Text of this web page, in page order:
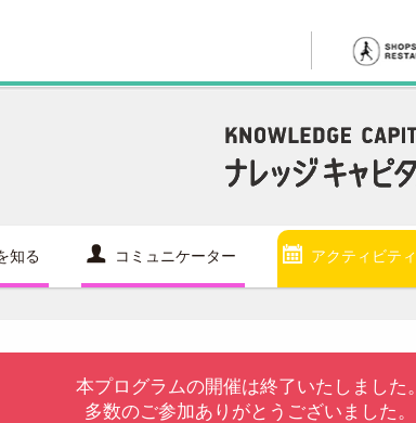
知る コミュニケーター アクティビティ
本プログラムの開催は終了いたしました。
多数のご参加ありがとうございました。